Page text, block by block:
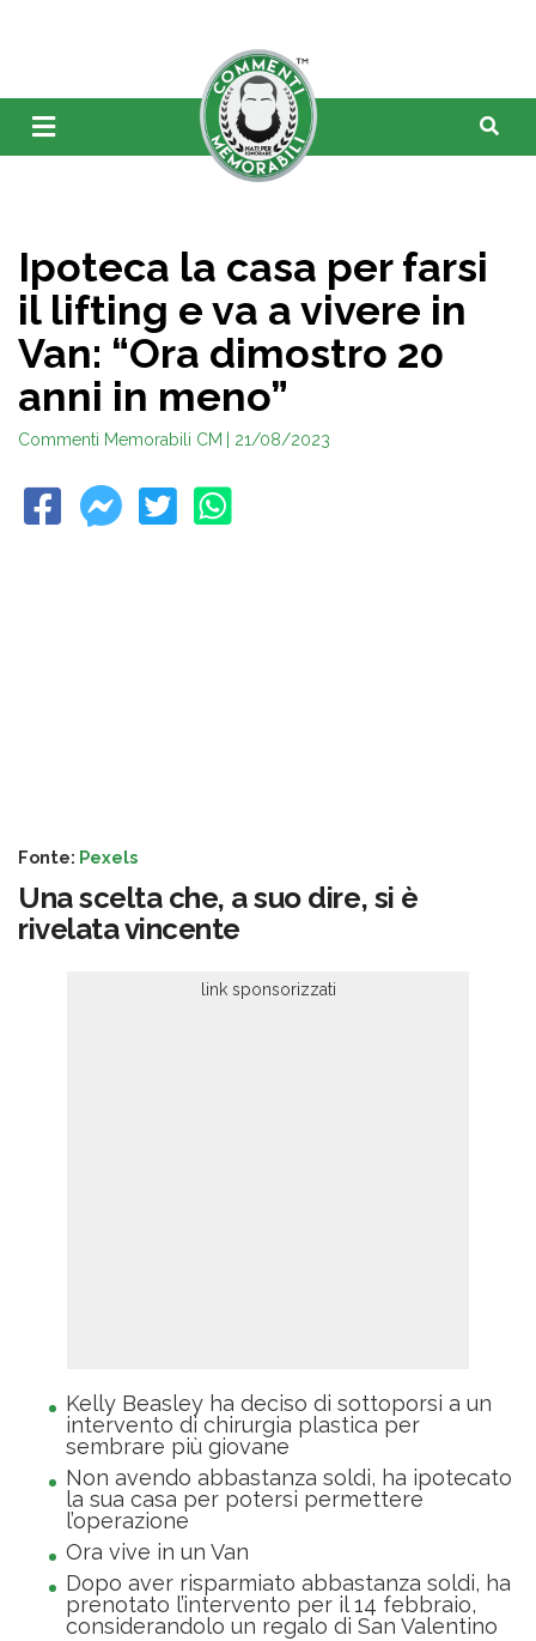
Ipoteca la casa per farsi
il lifting e va a vivere in
Van: “Ora dimostro 20
anni in meno”
Commenti Memorabili CM | 21/08/2023
Fonte: Pexels
Una scelta che, a suo dire, si è
rivelata vincente
Kelly Beasley ha deciso di sottoporsi a un
intervento di chirurgia plastica per
sembrare più giovane
Non avendo abbastanza soldi, ha ipotecato
la sua casa per potersi permettere
l’operazione
Ora vive in un Van
Dopo aver risparmiato abbastanza soldi, ha
prenotato l’intervento per il 14 febbraio,
considerandolo un regalo di San Valentino